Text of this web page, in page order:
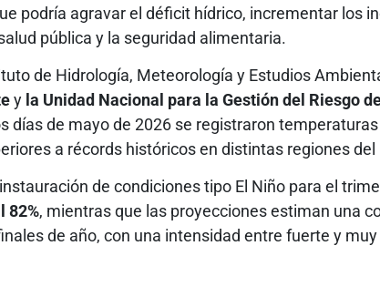
podría agravar el déficit hídrico, incrementar los
pública y la seguridad alimentaria.
de Hidrología, Meteorología y Estudios
y la Unidad Nacional para la Gestión del Riesgo
días de mayo de 2026 se registraron
a récords históricos en distintas regiones del
de condiciones tipo El Niño para el
82%, mientras que las proyecciones estiman una
de año, con una intensidad entre fuerte y